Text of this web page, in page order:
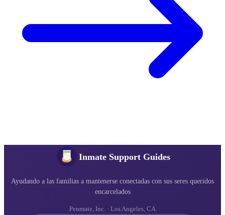
Inmate Support Guides
Ayudando a las familias a mantenerse conectadas con sus seres queridos
encarcelados
Penmate, Inc. · Los Angeles, CA